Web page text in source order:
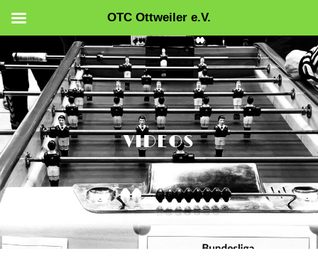
Inhalt
springen
VIDEOS
OTC Ottweiler e.V.